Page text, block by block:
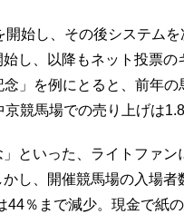
始し、その後システム
し、以降もネット投票の
」を例にとると、前年
競馬場での売り上げは1.8
といった、ライトファン
し、開催競馬場の入場者
％まで減少。現金で紙